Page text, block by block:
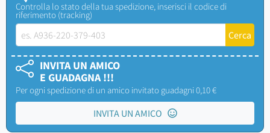
Controlla lo stato della tua spedizione, inserisci il codice di
riferimento (tracking)
INVITA UN AMICO
E GUADAGNA !!!
Per ogni spedizione di un amico invitato guadagni 0,10 €
INVITA UN AMICO